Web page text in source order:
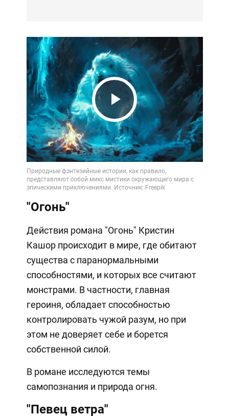
Play
Video
"Огонь"
Действия романа "Огонь" Кристин
Кашор происходит в мире, где обитают
существа с паранормальными
способностями, и которых все считают
монстрами. В частности, главная
героиня, обладает способностью
контролировать чужой разум, но при
этом не доверяет себе и борется
собственной силой.
В романе исследуются темы
самопознания и природа огня.
"Певец ветра"